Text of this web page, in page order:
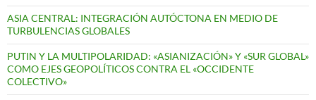
ASIA CENTRAL: INTEGRACIÓN AUTÓCTONA EN MEDIO DE
TURBULENCIAS GLOBALES
PUTIN Y LA MULTIPOLARIDAD: «ASIANIZACIÓN» Y «SUR GLOBAL»
COMO EJES GEOPOLÍTICOS CONTRA EL «OCCIDENTE
COLECTIVO»